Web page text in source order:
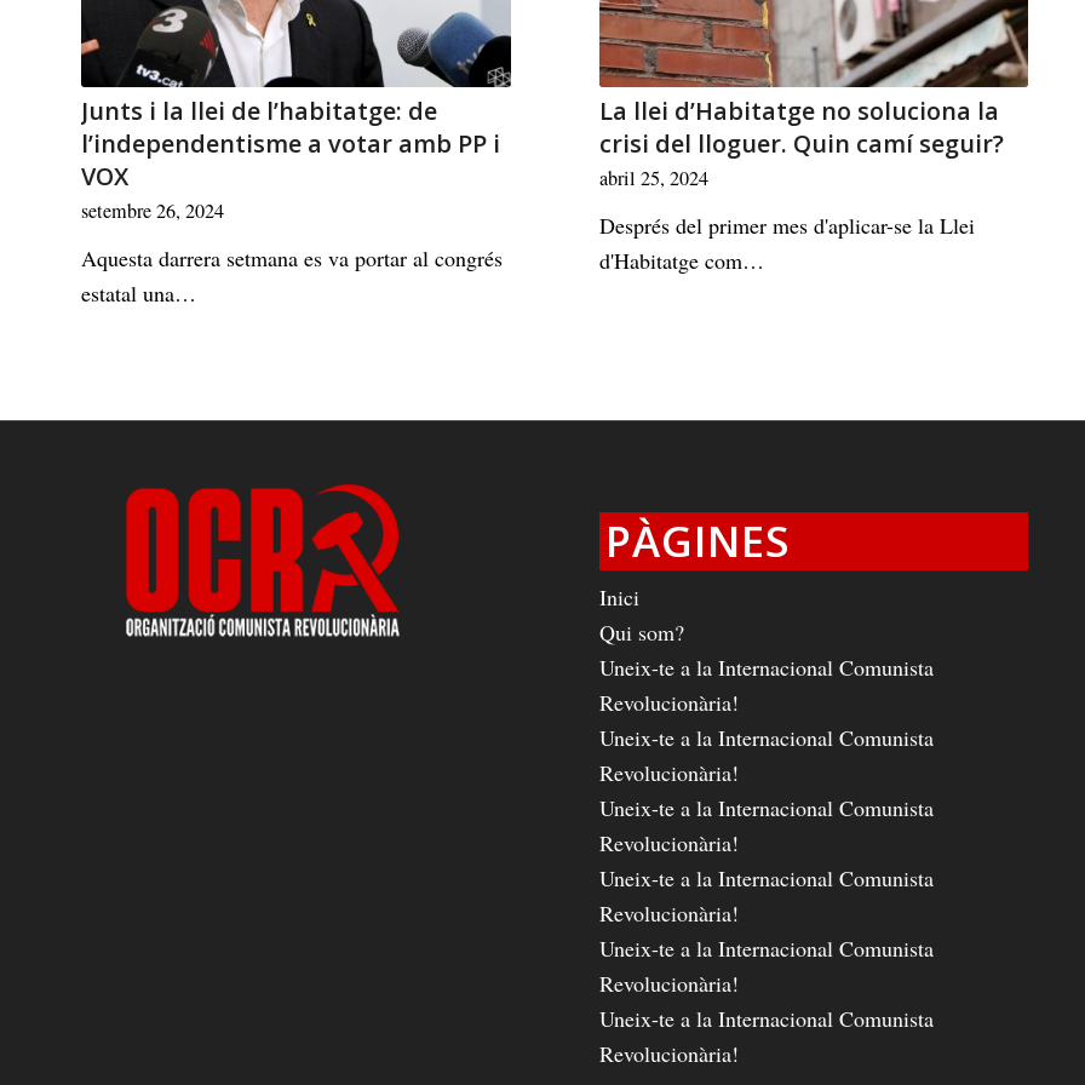
Junts i la llei de l’habitatge: de
l’independentisme a votar amb PP i
VOX
setembre 26, 2024
Aquesta darrera setmana es va portar al congrés
estatal una…
La llei d’Habitatge no soluciona la
crisi del lloguer. Quin camí seguir?
abril 25, 2024
Després del primer mes d'aplicar-se la Llei
d'Habitatge com…
PÀGINES
Inici
Qui som?
Uneix-te a la Internacional Comunista
Revolucionària!
Uneix-te a la Internacional Comunista
Revolucionària!
Uneix-te a la Internacional Comunista
Revolucionària!
Uneix-te a la Internacional Comunista
Revolucionària!
Uneix-te a la Internacional Comunista
Revolucionària!
Uneix-te a la Internacional Comunista
Revolucionària!